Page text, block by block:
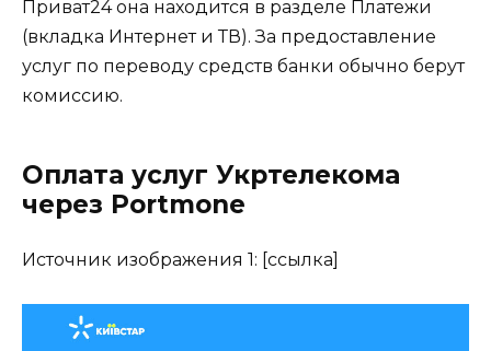
Приват24 она находится в разделе Платежи
(вкладка Интернет и ТВ). За предоставление
услуг по переводу средств банки обычно берут
комиссию.
Оплата услуг Укртелекома
через Portmone
Источник изображения 1: [ссылка]